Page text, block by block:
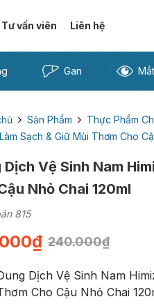
Tư vấn viên Liên hệ
Gan Mắt
Sản Phẩm Thực Phẩm
Sạch & Giữ Mùi Thơm Cho
Dịch Vệ Sinh Nam
Nhỏ Chai 120ml
815
240.000₫
₫
Dịch Vệ Sinh Nam
Cho Cậu Nhỏ Chai